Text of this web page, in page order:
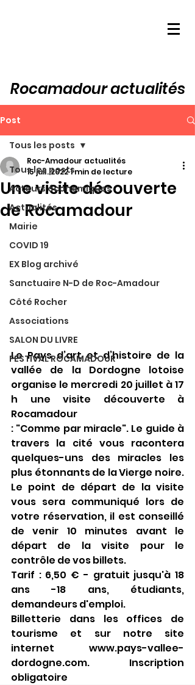
Rocamadour actualités
Post
Tous les posts
Acteurs économiques
Actualités
Mairie
COVID 19
EX Blog archivé
Sanctuaire N-D de Roc-Amadour
Côté Rocher
Associations
SALON DU LIVRE
FESTIVAL ROCAMADOUR
Tous les posts
Une visite découverte
de Rocamadour
Roc-Amadour actualités
15 juil. 20221 min de lecture
Le Pays d’art et d’histoire de la
vallée de la Dordogne lotoise
organise le mercredi 20 juillet à 17
h une visite découverte à
Rocamadour
: "Comme par miracle". Le guide à
travers la cité vous racontera
quelques-uns des miracles les
plus étonnants de la Vierge noire.
Le point de départ de la visite
vous sera communiqué lors de
votre réservation, il est conseillé
de venir 10 minutes avant le
départ de la visite pour le
contrôle de vos billets.
Tarif : 6,50 € - gratuit jusqu'à 18
ans -18 ans, étudiants,
demandeurs d'emploi.
Billetterie dans les offices de
tourisme et sur notre site
internet www.pays-vallee-
dordogne.com. Inscription
obligatoire